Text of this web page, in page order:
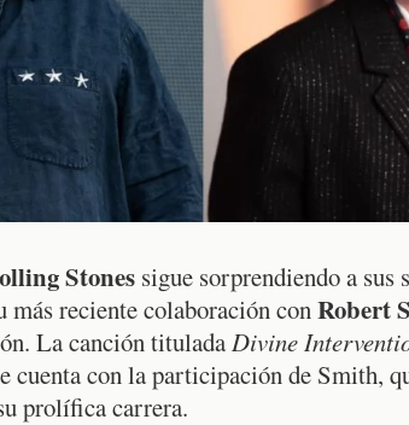
Stones sigue sorprendiendo a sus
más reciente colaboración conRobert
La canción tituladaDivine
cuenta con la participación de Smith,
prolífica carrera.